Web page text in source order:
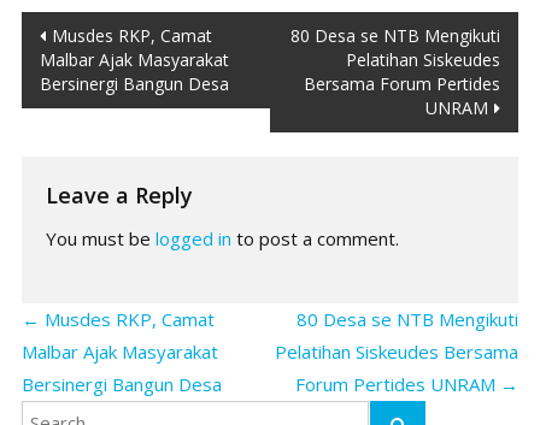
Post
navigation
Musdes RKP, Camat
Malbar Ajak Masyarakat
Bersinergi Bangun Desa
80 Desa se NTB Mengikuti
Pelatihan Siskeudes
Bersama Forum Pertides
UNRAM
Leave a Reply
You must be logged in to post a comment.
← Musdes RKP, Camat
Malbar Ajak Masyarakat
Bersinergi Bangun Desa
80 Desa se NTB Mengikuti
Pelatihan Siskeudes Bersama
Forum Pertides UNRAM →